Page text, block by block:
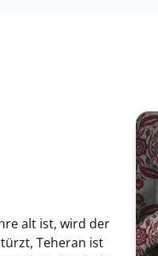
alt ist, wird der
Teheran ist